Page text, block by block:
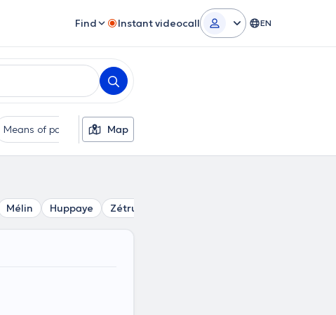
Find Instant videocall EN
Means of payment Additional filters
Map
Mélin Huppaye Zétrud-Lumay